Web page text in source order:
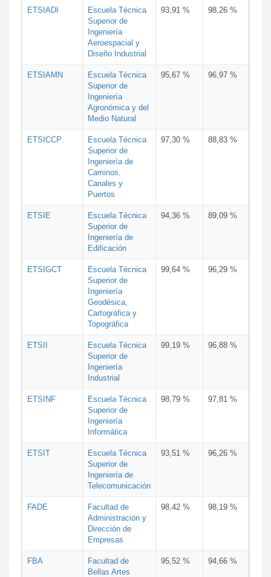
ETSIADI
Escuela Técnica
Superior de
Ingeniería
Aeroespacial y
Diseño Industrial
93,91 % 98,26 %
ETSIAMN
Escuela Técnica
Superior de
Ingeniería
Agronómica y del
Medio Natural
95,67 % 96,97 %
ETSICCP
Escuela Técnica
Superior de
Ingeniería de
Caminos,
Canales y
Puertos
97,30 % 88,83 %
ETSIE
Escuela Técnica
Superior de
Ingeniería de
Edificación
94,36 % 89,09 %
ETSIGCT
Escuela Técnica
Superior de
Ingeniería
Geodésica,
Cartográfica y
Topográfica
99,64 % 96,29 %
ETSII
Escuela Técnica
Superior de
Ingeniería
Industrial
99,19 % 96,88 %
ETSINF
Escuela Técnica
Superior de
Ingeniería
Informática
98,79 % 97,81 %
ETSIT
Escuela Técnica
Superior de
Ingeniería de
Telecomunicación
93,51 % 96,26 %
FADE
Facultad de
Administración y
Dirección de
Empresas
98,42 % 98,19 %
FBA
Facultad de
Bellas Artes
95,52 % 94,66 %